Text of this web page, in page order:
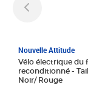
Nouvelle Attitude
Vélo électrique du
reconditionné - Taille normale -
Noir/ Rouge